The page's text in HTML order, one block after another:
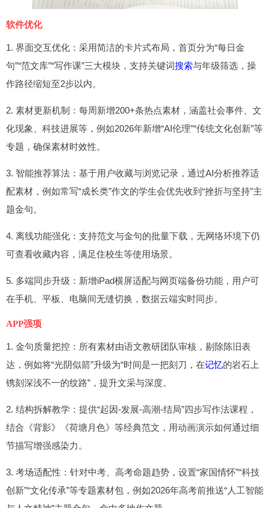
软件优化
1. 界面交互优化：采用简洁的卡片式布局，首页分为“每日金
句”“范文库”“写作课”三大模块，支持关键词搜索与年级筛选，操
作路径缩短至2步以内。
2. 素材更新机制：每周新增200+条热点素材，涵盖社会事件、文
化现象、科技进展等，例如2026年新增“AI伦理”“传统文化创新”等
专题，确保素材时效性。
3. 智能推荐算法：基于用户收藏与浏览记录，通过AI分析推荐适
配素材，例如常写“成长类”作文的学生会优先收到“挫折与坚持”主
题金句。
4. 离线功能强化：支持范文与金句的批量下载，无网络环境下仍
可查看收藏内容，满足住校生等使用场景。
5. 多端同步升级：新增iPad横屏适配与网页端备份功能，用户可
在手机、平板、电脑间无缝切换，数据云端实时同步。
APP强项
1. 金句质量把控：所有素材由语文教研团队审核，剔除陈旧表
达，例如将“光阴似箭”升级为“时间是一把刻刀，在记忆的岩石上
镌刻深浅不一的纹路”，提升文采与深度。
2. 结构拆解教学：提供“起因-发展-高潮-结局”四步写作法课程，
结合《背影》《荷塘月色》等经典范文，用动画演示如何通过细
节描写增强感染力。
3. 考场适配性：针对中考、高考命题趋势，设置“家国情怀”“科技
创新”“文化传承”等专题素材包，例如2026年高考前推送“人工智能